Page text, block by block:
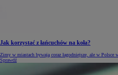
Jak korzystać z łańcuchów na koła?
Zimy w miastach bywają coraz łagodniejsze, ale w Polsce
Sprawdź